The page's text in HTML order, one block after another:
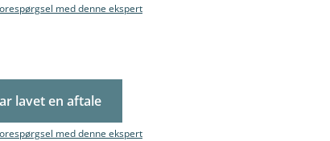
med denne ekspert
lavet en aftale
med denne ekspert